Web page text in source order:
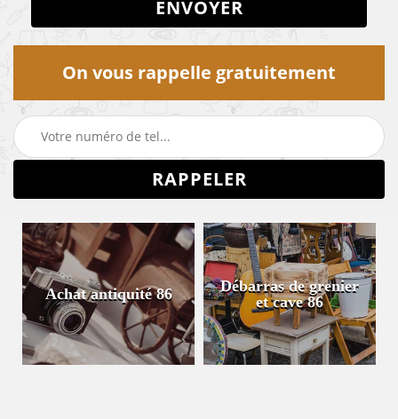
On vous rappelle gratuitement
Achat antiquité 86
Débarras de grenier
et cave 86